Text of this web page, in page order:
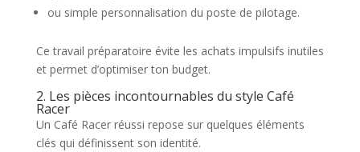
ou simple personnalisation du poste de pilotage.
Ce travail préparatoire évite les achats impulsifs inutiles
et permet d’optimiser ton budget.
2. Les pièces incontournables du style Café
Racer
Un Café Racer réussi repose sur quelques éléments
clés qui définissent son identité.